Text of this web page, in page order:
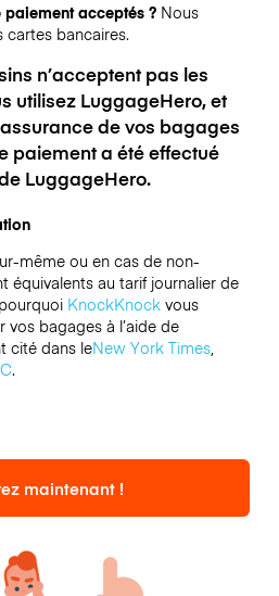
acceptés ? Nous
cartes bancaires.
n’acceptent pas les
utilisez LuggageHero, et
de vos bagages
paiement a été effectué
LuggageHero.
même ou en cas de non-
équivalents au tarif journalier de
KnockKnockvous
bagages à l’aide de
cité dans leNew York Times,
.
maintenant !